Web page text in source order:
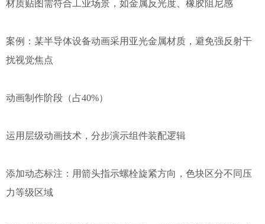
材质贴图需符合工业场景，如金属反光度、橡胶阻尼感
案例：某半导体设备动画采用亚光金属材质，避免强反射干
扰视觉焦点
动画制作阶段（占40%）
运用层级动画技术，分步演示组件装配逻辑
添加动态标注：用箭头指示螺栓旋紧方向，色块区分不同压
力等级区域